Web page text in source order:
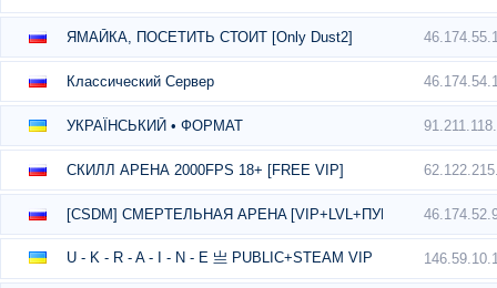
ЯМАЙКА, ПОСЕТИТЬ СТОИТ [Only Dust2]
Классический Сервер
УКРАЇНСЬКИЙ • ФОРМАТ
СКИЛЛ АРЕНА 2000FPS 18+ [FREE VIP]
[CSDM] CMEPTEЛЬHAЯ APEHA [VIP+LVL+ПУШKИ+ЛA3EPЫ]
U - K - R - A - I - N - E 亗 PUBLIC+STEAM VIP